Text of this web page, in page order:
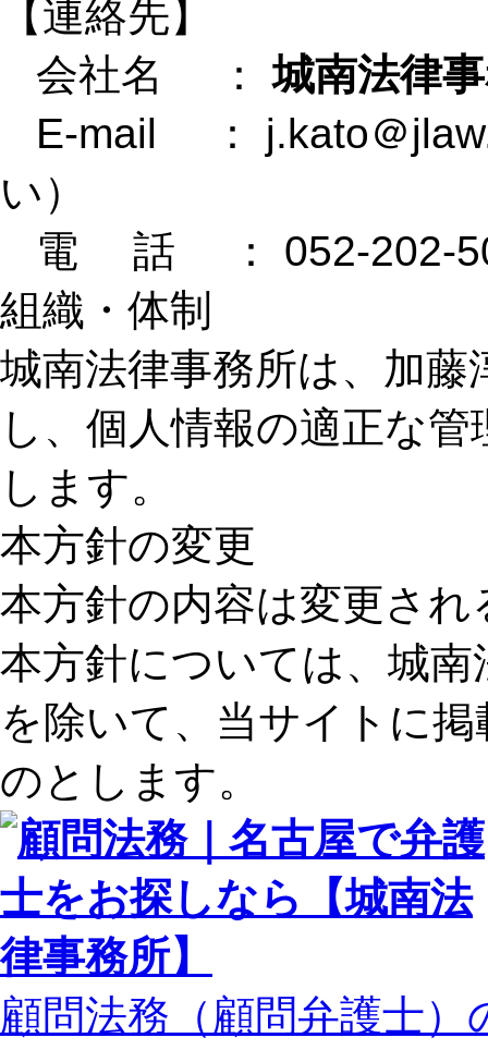
【連絡先】
会社名 ：城南法律
E-mail ： j.kato＠
い）
電 話 ： 052-202-
組織・体制
城南法律事務所は、加
し、個人情報の適正な
します。
本方針の変更
本方針の内容は変更さ
本方針については、城
を除いて、当サイトに
のとします。
顧問法務（顧問弁護士）